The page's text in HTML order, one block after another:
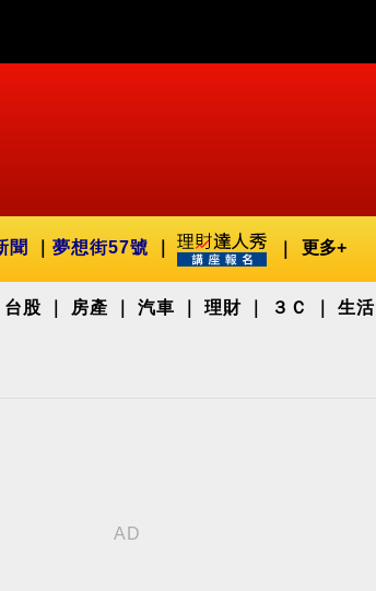
聞 夢想街57號 更多+
台股 房產 汽車 理財 ３Ｃ 生活